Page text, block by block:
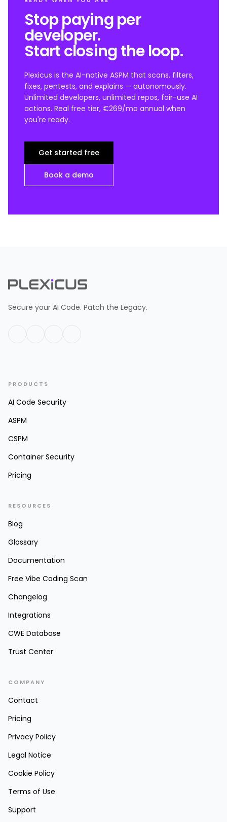
Stop paying per
developer.
Start closing the loop.
Plexicus is the AI-native ASPM that scans, filters,
fixes, pentests, and explains — autonomously.
Unlimited developers, unlimited repos, fair-use AI
actions. Real free tier, €269/mo annual when
you're ready.
Get started free
Book a demo
Secure your AI Code. Patch the Legacy.
PRODUCTS
AI Code Security
ASPM
CSPM
Container Security
Pricing
RESOURCES
Blog
Glossary
Documentation
Free Vibe Coding Scan
Changelog
Integrations
CWE Database
Trust Center
COMPANY
Contact
Pricing
Privacy Policy
Legal Notice
Cookie Policy
Terms of Use
Support